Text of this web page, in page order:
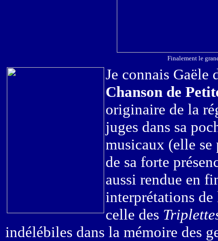
Finalement le
Je connais
Chanson de
originaire de la
juges dans sa
musicaux (elle se
de sa forte
aussi rendue en
interprétations
celle des
indélébiles dans la mémoire des